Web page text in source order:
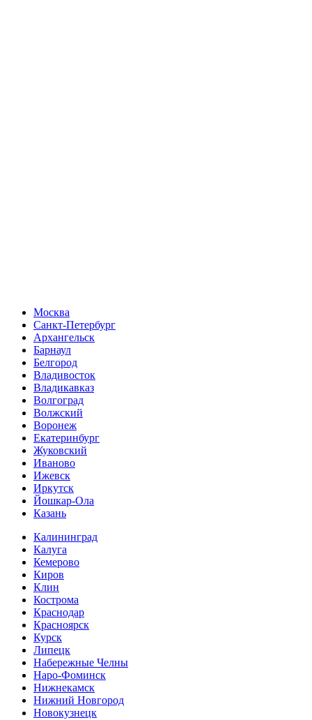
Москва
Санкт-Петербург
Архангельск
Барнаул
Белгород
Владивосток
Владикавказ
Волгоград
Волжский
Воронеж
Екатеринбург
Жуковский
Иваново
Ижевск
Иркутск
Йошкар-Ола
Казань
Калининград
Калуга
Кемерово
Киров
Клин
Кострома
Краснодар
Красноярск
Курск
Липецк
Набережные Челны
Наро-Фоминск
Нижнекамск
Нижний Новгород
Новокузнецк